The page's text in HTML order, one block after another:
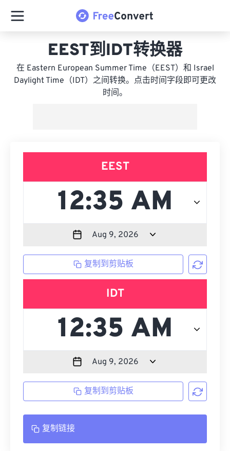
EEST到IDT转换器
在 Eastern European Summer Time（EEST）和 Israel
Daylight Time（IDT）之间转换。点击时间字段即可更改
时间。
EEST
复制到剪贴板
IDT
复制到剪贴板
复制链接